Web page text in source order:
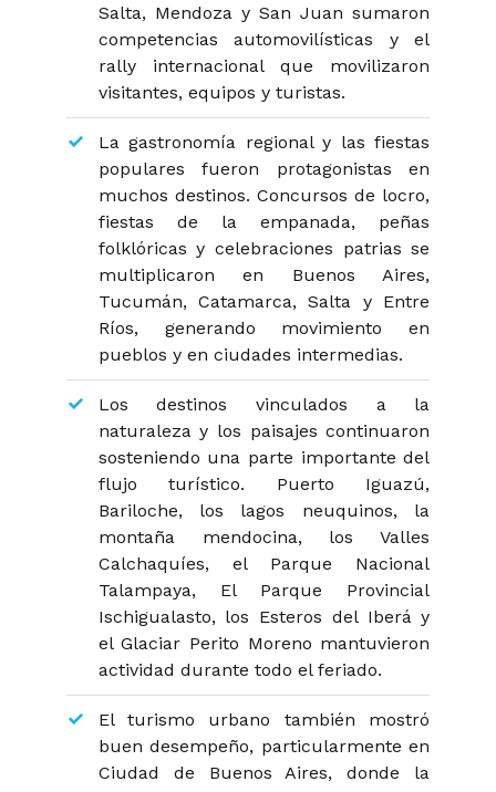
Salta, Mendoza y San Juan sumaron
competencias automovilísticas y el
rally internacional que movilizaron
visitantes, equipos y turistas.
La gastronomía regional y las fiestas
populares fueron protagonistas en
muchos destinos. Concursos de locro,
fiestas de la empanada, peñas
folklóricas y celebraciones patrias se
multiplicaron en Buenos Aires,
Tucumán, Catamarca, Salta y Entre
Ríos, generando movimiento en
pueblos y en ciudades intermedias.
Los destinos vinculados a la
naturaleza y los paisajes continuaron
sosteniendo una parte importante del
flujo turístico. Puerto Iguazú,
Bariloche, los lagos neuquinos, la
montaña mendocina, los Valles
Calchaquíes, el Parque Nacional
Talampaya, El Parque Provincial
Ischigualasto, los Esteros del Iberá y
el Glaciar Perito Moreno mantuvieron
actividad durante todo el feriado.
El turismo urbano también mostró
buen desempeño, particularmente en
Ciudad de Buenos Aires, donde la